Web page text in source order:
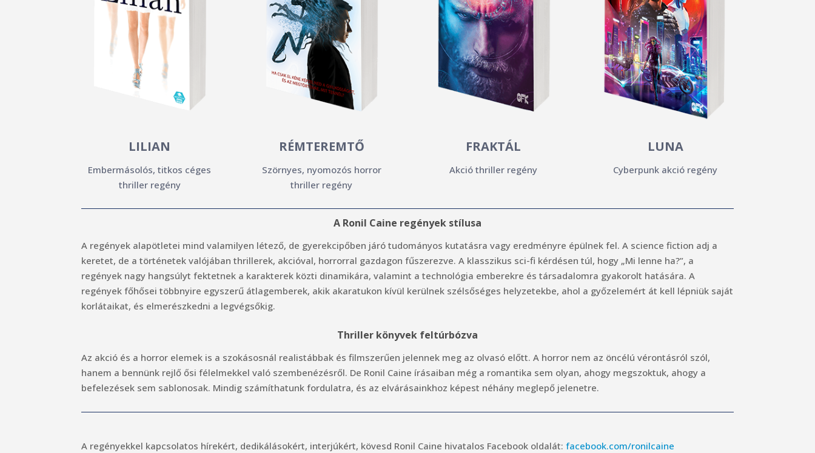
LILIAN
Embermásolós, titkos céges
thriller regény
RÉMTEREMTŐ
Szörnyes, nyomozós horror
thriller regény
FRAKTÁL
Akció thriller regény
LUNA
Cyberpunk akció regény
A Ronil Caine regények stílusa
A regények alapötletei mind valamilyen létező, de gyerekcipőben járó tudományos kutatásra vagy eredményre épülnek fel. A science fiction adj a
keretet, de a történetek valójában thrillerek, akcióval, horrorral gazdagon fűszerezve. A klasszikus sci-fi kérdésen túl, hogy „Mi lenne ha?”, a
regények nagy hangsúlyt fektetnek a karakterek közti dinamikára, valamint a technológia emberekre és társadalomra gyakorolt hatására. A
regények főhősei többnyire egyszerű átlagemberek, akik akaratukon kívül kerülnek szélsőséges helyzetekbe, ahol a győzelemért át kell lépniük saját
korlátaikat, és elmerészkedni a legvégsőkig.
Thriller könyvek feltúrbózva
Az akció és a horror elemek is a szokásosnál realistábbak és filmszerűen jelennek meg az olvasó előtt. A horror nem az öncélú vérontásról szól,
hanem a bennünk rejlő ősi félelmekkel való szembenézésről. De Ronil Caine írásaiban még a romantika sem olyan, ahogy megszoktuk, ahogy a
befelezések sem sablonosak. Mindig számíthatunk fordulatra, és az elvárásainkhoz képest néhány meglepő jelenetre.
A regényekkel kapcsolatos hírekért, dedikálásokért, interjúkért, kövesd Ronil Caine hivatalos Facebook oldalát:facebook.com/ronilcaine